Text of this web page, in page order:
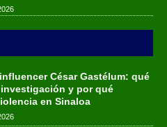
César Gastélum: qué
y por qué
en Sinaloa